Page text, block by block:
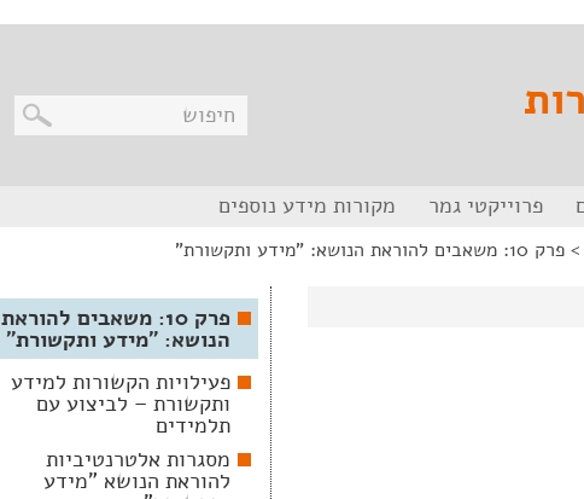
פרוייקטי גמר מקורות מידע נוספים
> פרק 10: משאבים להוראת הנושא: "מידע ותקשורת"
פרק 10: משאבים להוראת
הנושא: "מידע ותקשורת"
פעילויות הקשורות למידע
ותקשורת – לביצוע עם
תלמידים
מסגרות אלטרנטיביות
להוראת הנושא "מידע